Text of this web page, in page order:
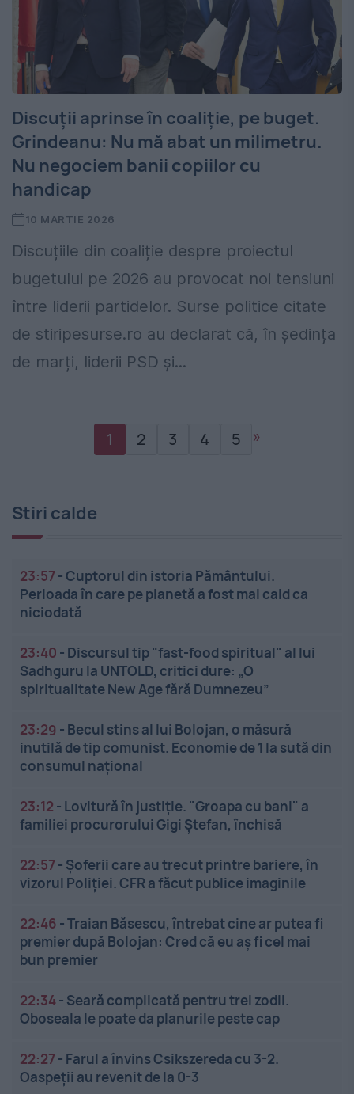
Discuții aprinse în coaliție, pe buget.
Grindeanu: Nu mă abat un milimetru.
Nu negociem banii copiilor cu
handicap
10 MARTIE 2026
Discuțiile din coaliție despre proiectul
bugetului pe 2026 au provocat noi tensiuni
între liderii partidelor. Surse politice citate
de stiripesurse.ro au declarat că, în ședința
de marți, liderii PSD și...
1 2 3 4 5 »
Stiri calde
23:57 -Cuptorul din istoria Pământului.
Perioada în care pe planetă a fost mai cald ca
niciodată
23:40 - Discursul tip "fast-food spiritual" al lui
Sadhguru la UNTOLD, critici dure: „O
spiritualitate New Age fără Dumnezeu”
23:29 - Becul stins al lui Bolojan, o măsură
inutilă de tip comunist. Economie de 1 la sută din
consumul național
23:12 - Lovitură în justiție. "Groapa cu bani" a
familiei procurorului Gigi Ștefan, închisă
22:57 - Șoferii care au trecut printre bariere, în
vizorul Poliției. CFR a făcut publice imaginile
22:46 -Traian Băsescu, întrebat cine ar putea fi
premier după Bolojan: Cred că eu aș fi cel mai
bun premier
22:34- Seară complicată pentru trei zodii.
Oboseala le poate da planurile peste cap
22:27 - Farul a învins Csikszereda cu 3-2.
Oaspeții au revenit de la 0-3